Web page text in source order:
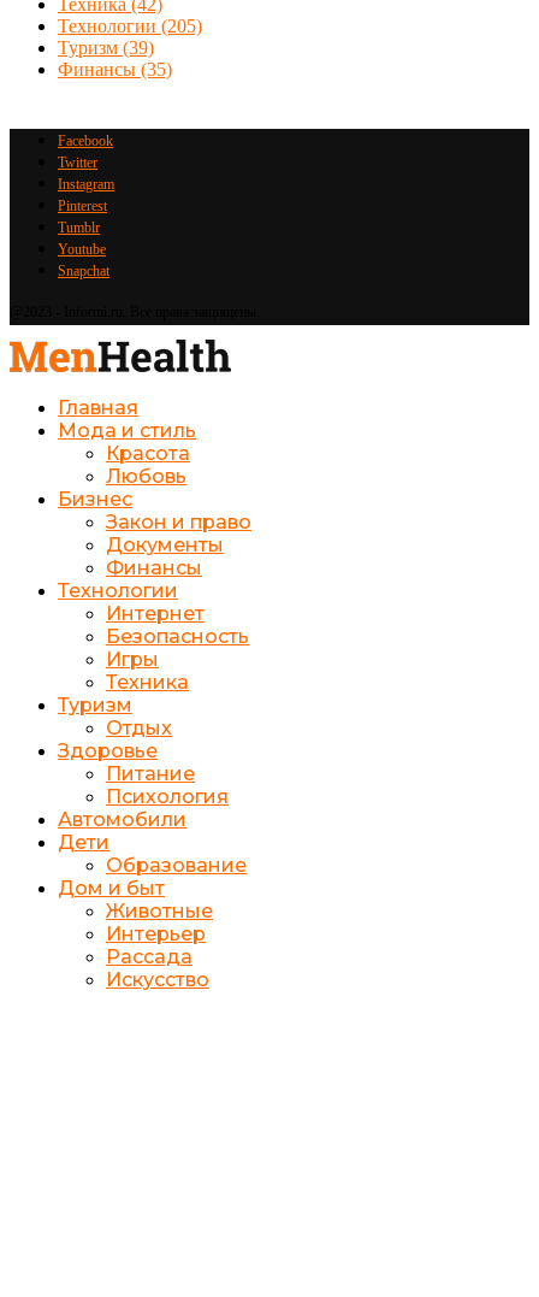
Техника (42)
Технологии (205)
Туризм (39)
Финансы (35)
Facebook
Twitter
Instagram
Pinterest
Tumblr
Youtube
Snapchat
Главная
Мода и стиль
Красота
Любовь
Бизнес
Закон и право
Документы
Финансы
Технологии
Интернет
Безопасность
Игры
Техника
Туризм
Отдых
Здоровье
Питание
Психология
Автомобили
Дети
Образование
Дом и быт
Животные
Интерьер
Рассада
Искусство